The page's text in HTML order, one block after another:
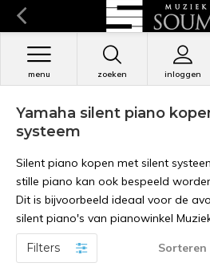
zoeken inloggen
menu
Yamaha silent piano
systeem
Silent piano kopen met silent
stille piano kan ook bespeeld
Dit is bijvoorbeeld ideaal voor de
silent piano's van pianowinkel
Filters Sorteren